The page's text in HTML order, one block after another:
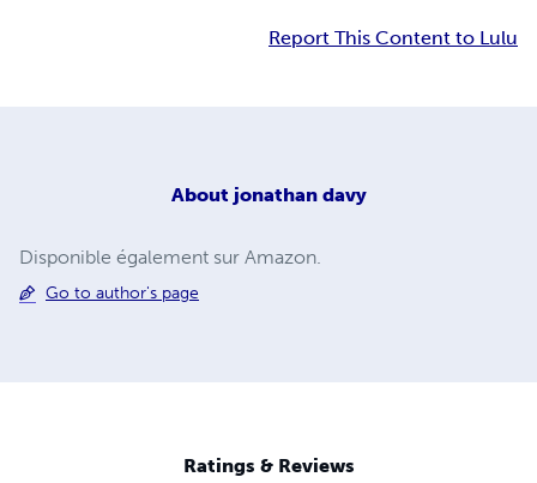
Report This Content to Lulu
About jonathan davy
Disponible également sur Amazon.
Go to author's page
Ratings & Reviews